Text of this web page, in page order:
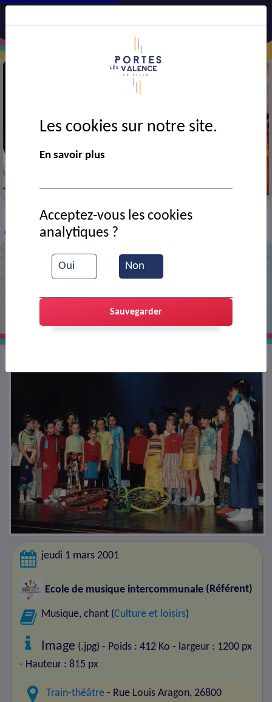
> VIE MUNICIPALE > Ressources documentaires
Conte musical : Pantin pantine
jeudi 1 mars 2001
Ecole de musique intercommunale (Référent)
Musique, chant (Culture et loisirs)
Image (.jpg) - Poids : 412 Ko - largeur : 1200 px
- Hauteur : 815 px
Train-théâtre - Rue Louis Aragon, 26800
Les cookies sur notre site.
En savoir plus
Oui Non
Acceptez-vous les cookies
analytiques ?
Sauvegarder